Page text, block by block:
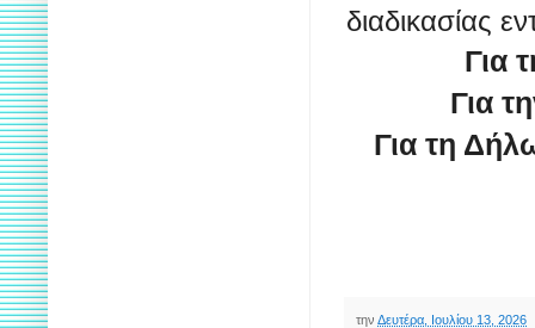
διαδικασίας
Για
Για
Για τη
την Δευτέρα, Ιουλίου 13, 2026